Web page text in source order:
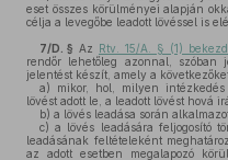
eset összes körülményei alapján
célja a levegőbe leadott lövéssel is
7/D. § Az Rtv. 15/A. § (1)
rendőr lehetőleg azonnal, szóban
jelentést készít, amely a
a) mikor, hol, milyen
lövést adott le, a leadott lövést hová
b) a lövés leadása során
c) a lövés leadására feljogosító
leadásának feltételeként
az adott esetben megalapozó